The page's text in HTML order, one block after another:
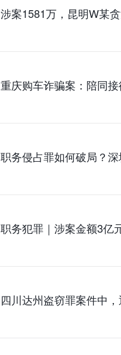
涉案1581万，昆明W某
重庆购车诈骗案：陪同
职务侵占罪如何破局？
职务犯罪｜涉案金额3亿
四川达州盗窃罪案件中